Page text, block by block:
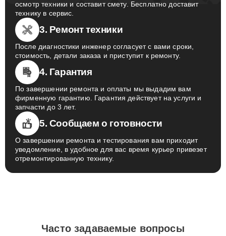
осмотр техники и составит смету. Бесплатно доставит
технику в сервис.
3. Ремонт техники
После диагностики инженер согласует с вами сроки,
стоимость, детали заказа и приступит к ремонту.
4. Гарантия
По завершении ремонта и оплаты мы выдадим вам
фирменную гарантию. Гарантия действует на услуги и
запчасти до 3 лет.
5. Сообщаем о готовности
О завершении ремонта и тестирования вам приходит
уведомление, в удобное для вас время курьер привезет
отремонтированную технику.
Часто задаваемые вопросы